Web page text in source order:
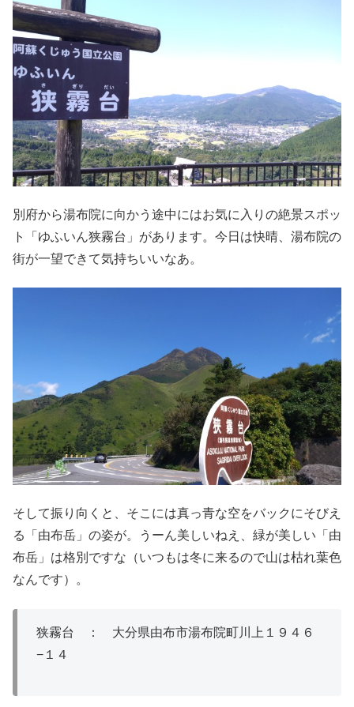
別府から湯布院に向かう途中にはお気に入りの絶景スポッ
ト「ゆふいん狭霧台」があります。今日は快晴、湯布院の
街が一望できて気持ちいいなあ。
そして振り向くと、そこには真っ青な空をバックにそびえ
る「由布岳」の姿が。うーん美しいねえ、緑が美しい「由
布岳」は格別ですな（いつもは冬に来るので山は枯れ葉色
なんです）。
狭霧台 ： 大分県由布市湯布院町川上１９４６
−１４